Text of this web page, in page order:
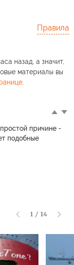
Правила
назад, а значит,
материалы вы
.
причине -
подобные
1 / 14